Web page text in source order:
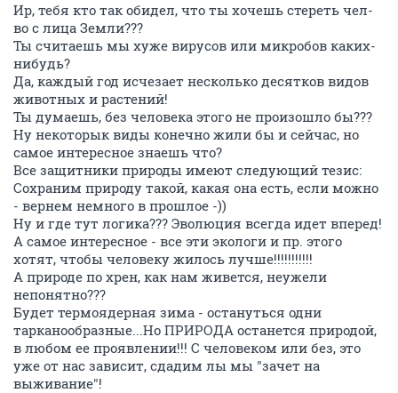
Ир, тебя кто так обидел, что ты хочешь стереть чел-
во с лица Земли???
Ты считаешь мы хуже вирусов или микробов каких-
нибудь?
Да, каждый год исчезает несколько десятков видов
животных и растений!
Ты думаешь, без человека этого не произошло бы???
Ну некоторык виды конечно жили бы и сейчас, но
самое интересное знаешь что?
Все защитники природы имеют следующий тезис:
Сохраним природу такой, какая она есть, если можно
- вернем немного в прошлое -))
Ну и где тут логика??? Эволюция всегда идет вперед!
А самое интересное - все эти экологи и пр. этого
хотят, чтобы человеку жилось лучше!!!!!!!!!!!
А природе по хрен, как нам живется, неужели
непонятно???
Будет термоядерная зима - остануться одни
тарканообразные...Но ПРИРОДА останется природой,
в любом ее проявлении!!! С человеком или без, это
уже от нас зависит, сдадим лы мы "зачет на
выживание"!